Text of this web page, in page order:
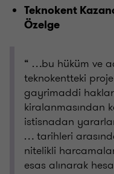
Teknokent
Özelge
“ …bu hüküm ve
teknokentteki
gayrimaddi
kiralanmasından
istisnadan
… tarihleri
nitelikli
esas alınarak